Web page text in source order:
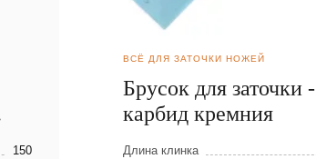
150
ВСЁ ДЛЯ ЗАТОЧКИ НОЖЕЙ
Брусок для заточки -
карбид кремния
Длина клинка